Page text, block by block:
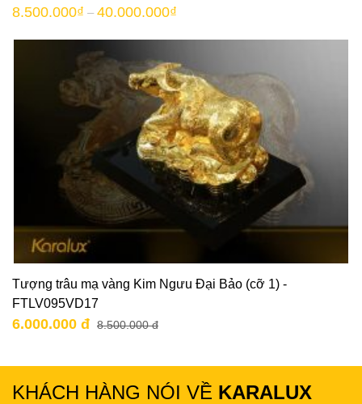
8.500.000₫ – 40.000.000₫
Tượng trâu mạ vàng Kim Ngưu Đại Bảo (cỡ 1) -
FTLV095VD17
6.000.000 đ 8.500.000 đ
KHÁCH HÀNG NÓI VỀ KARALUX